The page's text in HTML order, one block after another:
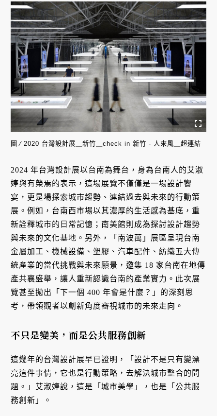
圖 ∕ 2020 台灣設計展＿新竹＿check in 新竹 - 人來風＿超連結
2024 年台灣設計展以台南為舞台，身為台南人的艾淑
婷與有榮焉的表示，這場展覽不僅僅是一場設計饗
宴，更是場探索城市趨勢、連結過去與未來的行動策
展。例如，台南西市場以其濃厚的生活感為基底，重
新詮釋城市的日常記憶；南美館則成為探討設計趨勢
與未來的文化基地。另外，「南波萬」展區呈現台南
金屬加工、機械設備、塑膠、汽車配件、紡織五大傳
統產業的當代挑戰與未來願景，邀集 18 家台南在地傳
產共襄盛舉，讓人重新認識台南的產業實力。此次展
覽甚至拋出「下一個 400 年會是什麼？」的深刻思
考，帶領觀者以創新角度審視城市的未來走向。
不只是變美，而是公共服務創新
這幾年的台灣設計展早已證明，「設計不是只有變漂
亮這件事情，它也是行動策略，去解決城市整合的問
題。」艾淑婷說，這是「城市美學」，也是「公共服
務創新」。